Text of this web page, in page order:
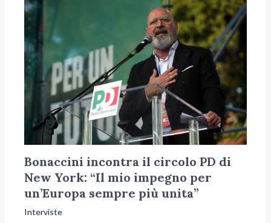
Bonaccini incontra il circolo PD di
New York: “Il mio impegno per
un’Europa sempre più unita”
Interviste